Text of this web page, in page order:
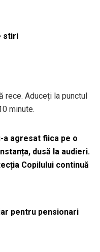
stiri
rece. Aduceți la punctul
minute.
a agresat fiica pe o
dusă la audieri.
Copilului continuă
pentru pensionari